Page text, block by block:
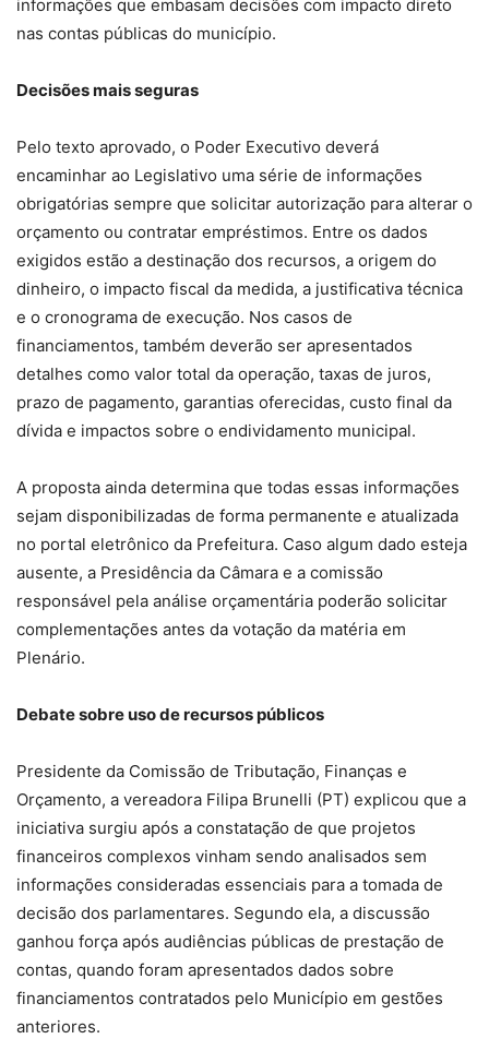
informações que embasam decisões com impacto direto
nas contas públicas do município.
Decisões mais seguras
Pelo texto aprovado, o Poder Executivo deverá
encaminhar ao Legislativo uma série de informações
obrigatórias sempre que solicitar autorização para alterar o
orçamento ou contratar empréstimos. Entre os dados
exigidos estão a destinação dos recursos, a origem do
dinheiro, o impacto fiscal da medida, a justificativa técnica
e o cronograma de execução. Nos casos de
financiamentos, também deverão ser apresentados
detalhes como valor total da operação, taxas de juros,
prazo de pagamento, garantias oferecidas, custo final da
dívida e impactos sobre o endividamento municipal.
A proposta ainda determina que todas essas informações
sejam disponibilizadas de forma permanente e atualizada
no portal eletrônico da Prefeitura. Caso algum dado esteja
ausente, a Presidência da Câmara e a comissão
responsável pela análise orçamentária poderão solicitar
complementações antes da votação da matéria em
Plenário.
Debate sobre uso de recursos públicos
Presidente da Comissão de Tributação, Finanças e
Orçamento, a vereadora Filipa Brunelli (PT) explicou que a
iniciativa surgiu após a constatação de que projetos
financeiros complexos vinham sendo analisados sem
informações consideradas essenciais para a tomada de
decisão dos parlamentares. Segundo ela, a discussão
ganhou força após audiências públicas de prestação de
contas, quando foram apresentados dados sobre
financiamentos contratados pelo Município em gestões
anteriores.